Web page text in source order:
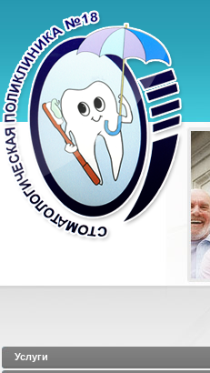
Услуги